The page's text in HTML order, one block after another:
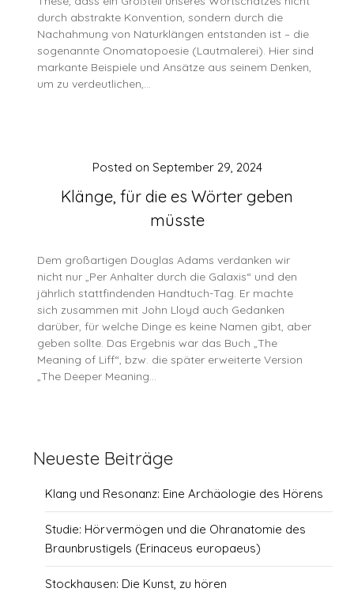
durch abstrakte Konvention, sondern durch die
Nachahmung von Naturklängen entstanden ist – die
sogenannte Onomatopoesie (Lautmalerei). Hier sind
markante Beispiele und Ansätze aus seinem Denken,
um zu verdeutlichen,…
Klänge, für die es Wörter geben
müsste
Posted on September 29, 2024
Dem großartigen Douglas Adams verdanken wir
nicht nur „Per Anhalter durch die Galaxis“ und den
jährlich stattfindenden Handtuch-Tag. Er machte
sich zusammen mit John Lloyd auch Gedanken
darüber, für welche Dinge es keine Namen gibt, aber
geben sollte. Das Ergebnis war das Buch „The
Meaning of Liff“, bzw. die später erweiterte Version
„The Deeper Meaning…
Neueste Beiträge
Klang und Resonanz: Eine Archäologie des Hörens
Studie: Hörvermögen und die Ohranatomie des
Braunbrustigels (Erinaceus europaeus)
Stockhausen: Die Kunst, zu hören